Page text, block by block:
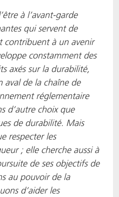
à l’avant-garde
qui servent de
contribuent à un avenir
constamment des
axés sur la durabilité,
aval de la chaîne de
réglementaire
d’autre choix que
de durabilité. Mais
respecter les
; elle cherche aussi à
de ses objectifs de
au pouvoir de la
d’aider les